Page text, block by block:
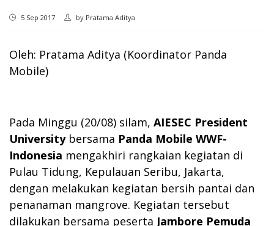
5 Sep 2017 by Pratama Aditya
Oleh: Pratama Aditya (Koordinator Panda
Mobile)
Pada Minggu (20/08) silam, AIESEC President
Universitybersama Panda Mobile WWF-
Indonesia mengakhiri rangkaian kegiatan di
Pulau Tidung, Kepulauan Seribu, Jakarta,
dengan melakukan kegiatan bersih pantai dan
penanaman mangrove. Kegiatan tersebut
dilakukan bersama peserta Jambore Pemuda